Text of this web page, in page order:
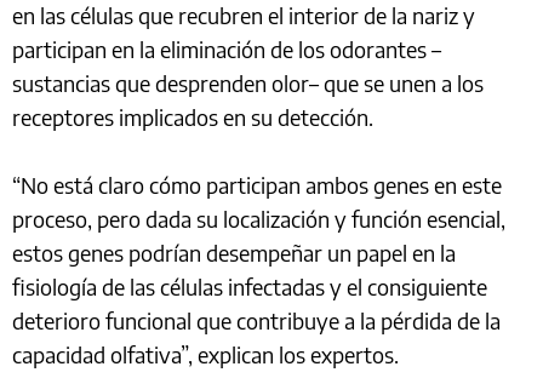
en las células que recubren el interior de la nariz y
participan en la eliminación de los odorantes –
sustancias que desprenden olor– que se unen a los
receptores implicados en su detección.
“No está claro cómo participan ambos genes en este
proceso, pero dada su localización y función esencial,
estos genes podrían desempeñar un papel en la
fisiología de las células infectadas y el consiguiente
deterioro funcional que contribuye a la pérdida de la
capacidad olfativa”, explican los expertos.